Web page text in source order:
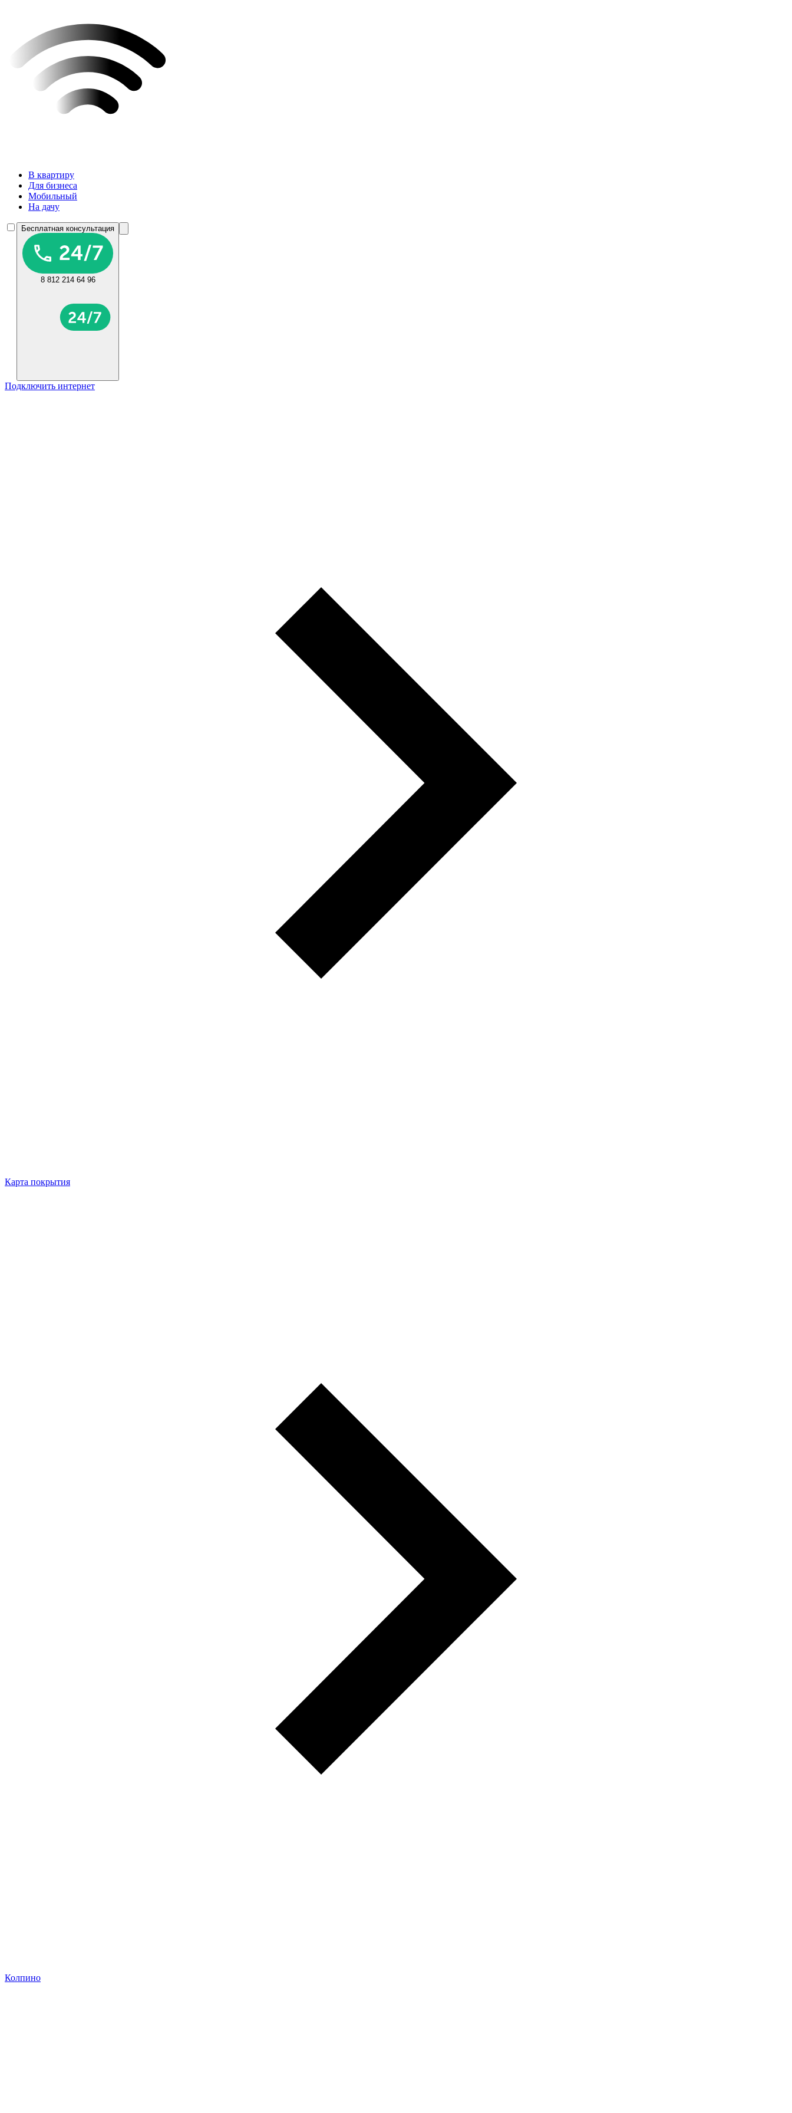
В квартиру
Для бизнеса
Мобильный
На дачу
Бесплатная консультация
8 812 214 64 96
Подключить интернет
Карта покрытия
Колпино